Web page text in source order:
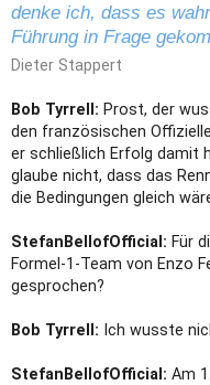
denke ich, dass es
Führung in Frage
Dieter Stappert
Bob Tyrrell: Prost, der
den französischen
er schließlich Erfolg damit
glaube nicht, dass das
die Bedingungen gleich
StefanBellofOfficial: Für
Formel-1-Team von Enzo
gesprochen?
Bob Tyrrell: Ich wusste
StefanBellofOfficial: Am